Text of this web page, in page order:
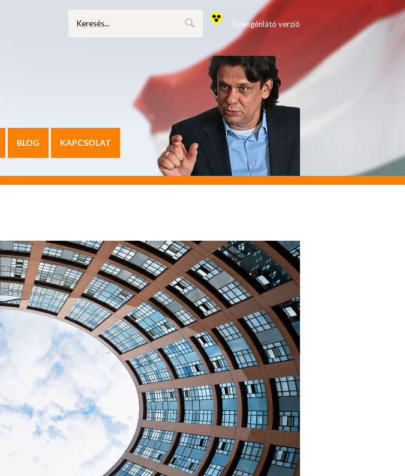
Gyengénlátó verzió
BLOG KAPCSOLAT